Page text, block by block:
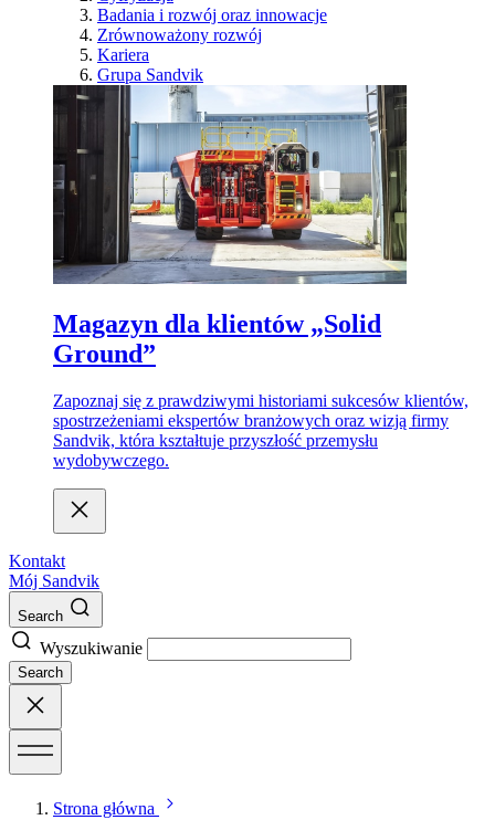
Badania i rozwój oraz innowacje
Zrównoważony rozwój
Kariera
Grupa Sandvik
Magazyn dla klientów „Solid
Ground”
Zapoznaj się z prawdziwymi historiami sukcesów klientów,
spostrzeżeniami ekspertów branżowych oraz wizją firmy
Sandvik, która kształtuje przyszłość przemysłu
wydobywczego.
Kontakt
Mój Sandvik
Search
Wyszukiwanie
Search
Strona główna